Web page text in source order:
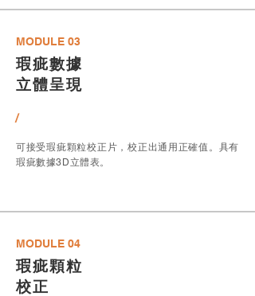
MODULE 03
瑕疵數據
​立體呈現
/
可接受瑕疵顆粒校正片，校正出通用正確值。具有
瑕疵數據3D立體表。
MODULE 04
瑕疵顆粒
​校正